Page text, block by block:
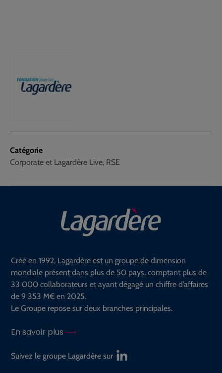
Catégorie
Corporate et Lagardère Live, RSE
Créé en 1992, Lagardère est un groupe de dimension
mondiale présent dans plus de 50 pays, comptant plus de
33 000 collaborateurs et ayant dégagé un chiffre d’affaires
de 9 353 M€ en 2025.
Le Groupe repose sur deux branches principales.
En savoir plus
Suivez le groupe Lagardère sur